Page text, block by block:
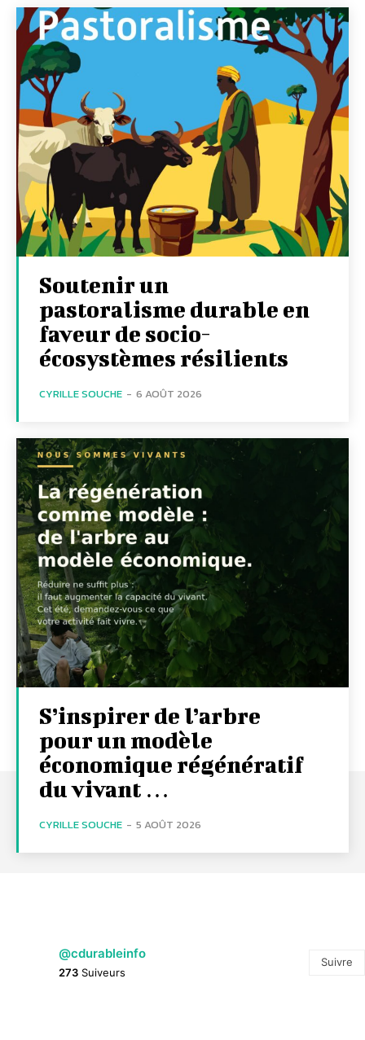
Soutenir un
pastoralisme durable en
faveur de socio-
écosystèmes résilients
CYRILLE SOUCHE - 6 AOÛT 2026
S’inspirer de l’arbre
pour un modèle
économique régénératif
du vivant …
CYRILLE SOUCHE - 5 AOÛT 2026
@cdurableinfo
273 Suiveurs
Suivre